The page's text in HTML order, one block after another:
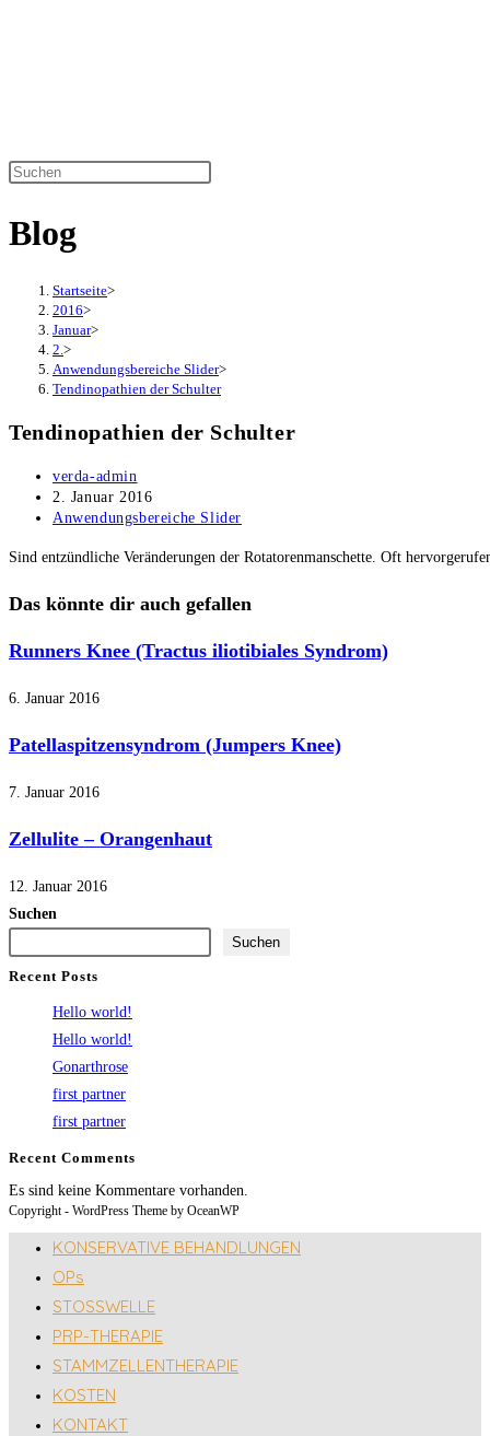
Diese
durchsuchen
Blog
Startseite>
2016>
Januar>
2. >
Anwendungsbereiche Slider>
Tendinopathien der Schulter
Tendinopathien der Schulter
Beitrags-
Autor:
verda-admin
Beitrag
veröffentlicht:
2. Januar 2016
Beitrags-
Anwendungsbereiche Slider
Sind entzündliche Veränderungen der Rotatorenmanschette. Oft
Das könnte dir auch gefallen
Runners Knee (Tractus iliotibiales Syndrom)
6. Januar 2016
Patellaspitzensyndrom (Jumpers Knee)
7. Januar 2016
Zellulite – Orangenhaut
12. Januar 2016
Suchen
Suchen
Recent Posts
Hello world!
Hello world!
Gonarthrose
first partner
first partner
Recent Comments
Es sind keine Kommentare vorhanden.
Copyright - WordPress Theme by OceanWP
KONSERVATIVE BEHANDLUNGEN
OPs
STOSSWELLE
PRP-THERAPIE
STAMMZELLENTHERAPIE
KOSTEN
KONTAKT